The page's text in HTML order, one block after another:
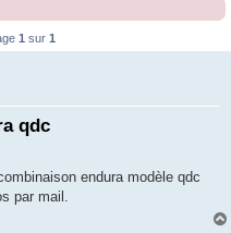
1 sur 1
qdc
endura modèle qdc
par mail.